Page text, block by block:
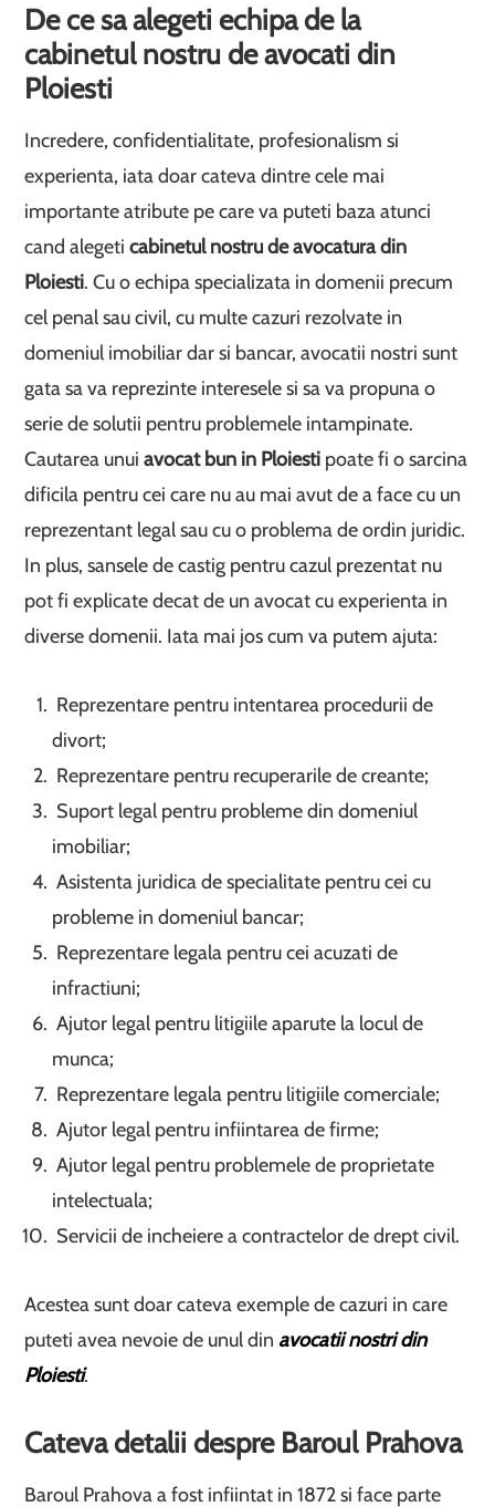
De ce sa alegeti echipa de la
cabinetul nostru de avocati din
Ploiesti
Incredere, confidentialitate, profesionalism si
experienta, iata doar cateva dintre cele mai
importante atribute pe care va puteti baza atunci
cand alegeticabinetul nostru de avocatura din
Ploiesti. Cu o echipa specializata in domenii precum
cel penal sau civil, cu multe cazuri rezolvate in
domeniul imobiliar dar si bancar, avocatii nostri sunt
gata sa va reprezinte interesele si sa va propuna o
serie de solutii pentru problemele intampinate.
Cautarea unuiavocat bun in Ploiesti poate fi o sarcina
dificila pentru cei care nu au mai avut de a face cu un
reprezentant legal sau cu o problema de ordin juridic.
In plus, sansele de castig pentru cazul prezentat nu
pot fi explicate decat de un avocat cu experienta in
diverse domenii. Iata mai jos cum va putem ajuta:
Reprezentare pentru intentarea procedurii de
divort;
Reprezentare pentru recuperarile de creante;
Suport legal pentru probleme din domeniul
imobiliar;
Asistenta juridica de specialitate pentru cei cu
probleme in domeniul bancar;
Reprezentare legala pentru cei acuzati de
infractiuni;
Ajutor legal pentru litigiile aparute la locul de
munca;
Reprezentare legala pentru litigiile comerciale;
Ajutor legal pentru infiintarea de firme;
Ajutor legal pentru problemele de proprietate
intelectuala;
Servicii de incheiere a contractelor de drept civil.
Acestea sunt doar cateva exemple de cazuri in care
puteti avea nevoie de unul din avocatii nostri din
Ploiesti.
Cateva detalii despre Baroul Prahova
Baroul Prahova a fost infiintat in 1872 si face parte